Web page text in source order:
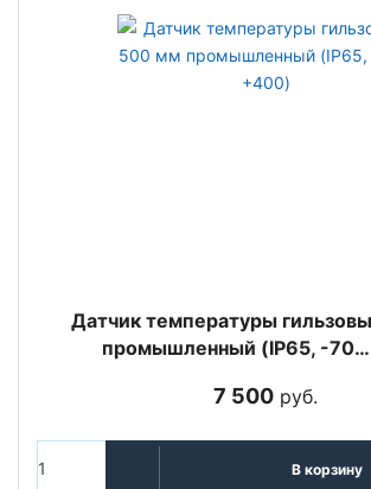
Датчик температуры
промышленный (IP65, -
7 500 руб.
В корзину